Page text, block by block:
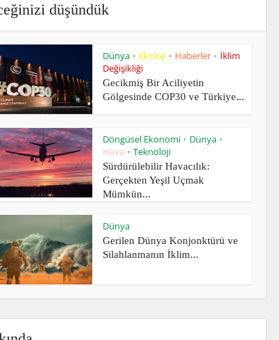
düşündük
Dünya • Ekoloji • Haberler • İklim
Değişikliği
Gecikmiş Bir Aciliyetin
Gölgesinde COP30 ve Türkiye...
Döngüsel Ekonomi • Dünya •
Hava • Teknoloji
Sürdürülebilir Havacılık:
Gerçekten Yeşil Uçmak
Mümkün...
Dünya
Gerilen Dünya Konjonktürü ve
Silahlanmanın İklim...